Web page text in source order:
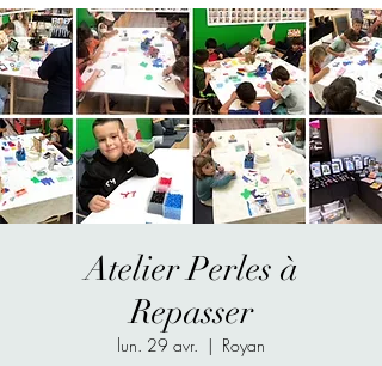
Atelier Perles à
Repasser
lun. 29 avr.
  |
Royan